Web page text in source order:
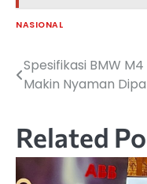
NASIONAL
Navigasi
Spesifikasi BMW
Makin Nyaman
Related